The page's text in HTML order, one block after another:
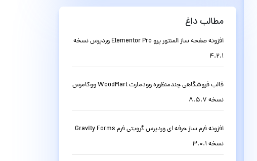
مطالب داغ
افزونه صفحه ساز المنتور پرو Elementor Pro وردپرس نسخه
4.2.1
قالب فروشگاهی چندمنظوره وودمارت WoodMart ووکامرس
نسخه 8.5.7
افزونه فرم ساز حرفه ای وردپرس گرویتی فرم Gravity Forms
نسخه 3.0.1